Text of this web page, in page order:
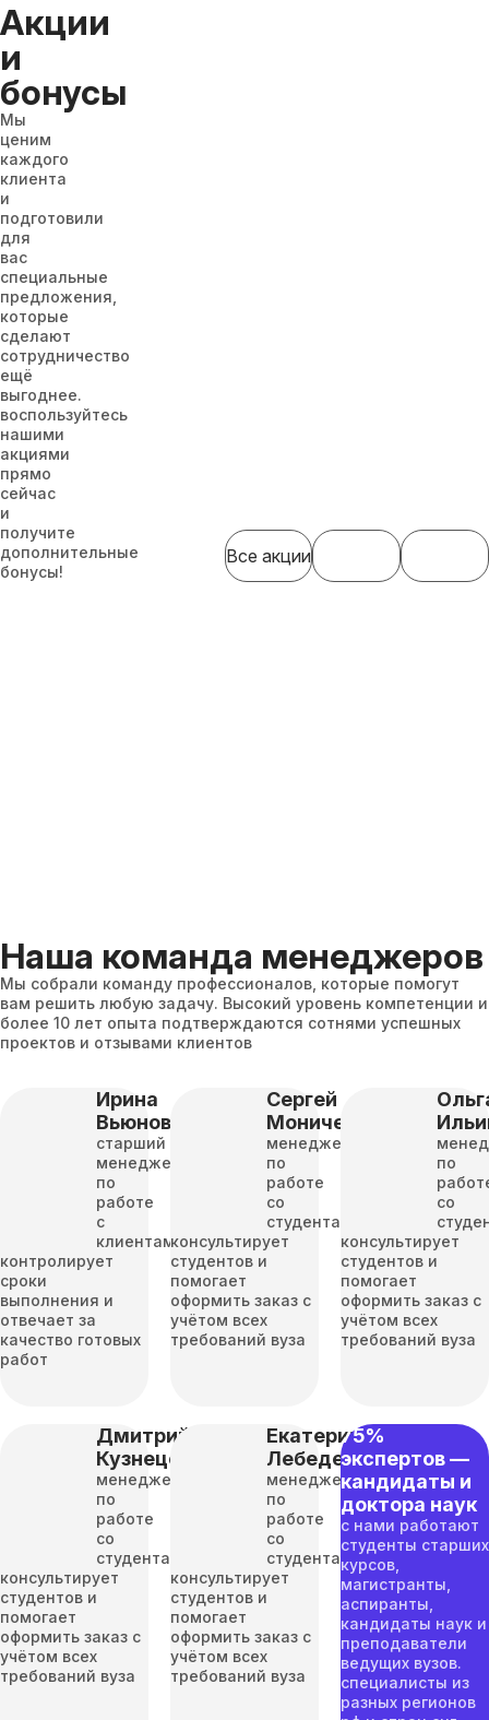
Акции
и
бонусы
Мы
ценим
каждого
клиента
и
подготовили
для
вас
специальные
предложения,
которые
сделают
сотрудничество
ещё
выгоднее.
воспользуйтесь
нашими
акциями
прямо
сейчас
и
получите
дополнительные
бонусы!
Все акции
Наша команда менеджеров
Мы собрали команду профессионалов, которые помогут
вам решить любую задачу. Высокий уровень компетенции и
более 10 лет опыта подтверждаются сотнями успешных
проектов и отзывами клиентов
Ирина
Вьюнова
старший
менеджер
по
работе
с
клиентами
контролирует
сроки
выполнения и
отвечает за
качество готовых
работ
Сергей
Моничев
менеджер
по
работе
со
студентами
консультирует
студентов и
помогает
оформить заказ с
учётом всех
требований вуза
по
со
консультирует
студентов и
помогает
оформить заказ с
учётом всех
требований вуза
Дмитрий
Кузнецов
менеджер
по
работе
со
студентами
консультирует
студентов и
помогает
оформить заказ с
учётом всех
требований вуза
Екатерина
Лебедева
менеджер
по
работе
со
студентами
консультирует
студентов и
помогает
оформить заказ с
учётом всех
требований вуза
75%
экспертов —
кандидаты и
доктора наук
с нами работают
студенты старших
курсов,
магистранты,
аспиранты,
кандидаты наук и
преподаватели
ведущих вузов.
специалисты из
разных регионов